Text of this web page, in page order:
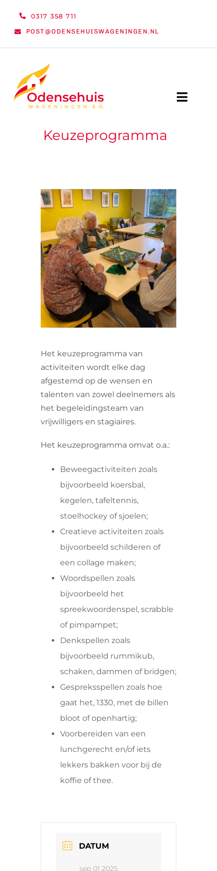
0317 358 711
POST@ODENSEHUISWAGENINGEN.NL
Toggle
WELKOM
VRIJWILLIGERS & STAGIAIRES
CONTACT
Keuzeprogramma
Het keuzeprogramma van
activiteiten wordt elke dag
afgestemd op de wensen en
talenten van zowel deelnemers als
het begeleidingsteam van
vrijwilligers en stagiaires.
Het keuzeprogramma omvat o.a.:
Beweegactiviteiten zoals
bijvoorbeeld koersbal,
kegelen, tafeltennis,
stoelhockey of sjoelen;
Creatieve activiteiten zoals
bijvoorbeeld schilderen of
een collage maken;
Woordspellen zoals
bijvoorbeeld het
spreekwoordenspel, scrabble
of pimpampet;
Denkspellen zoals
bijvoorbeeld rummikub,
schaken, dammen of bridgen;
Gespreksspellen zoals hoe
gaat het, 1330, met de billen
bloot of openhartig;
Voorbereiden van een
lunchgerecht en/of iets
lekkers bakken voor bij de
koffie of thee.
DATUM
sep 01 2025